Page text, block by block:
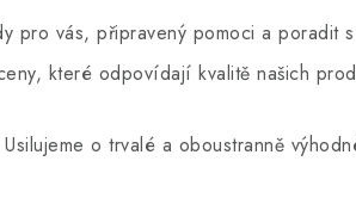
pro vás, připravený pomoci a poradit s
které odpovídají kvalitě našich
Usilujeme o trvalé a oboustranně